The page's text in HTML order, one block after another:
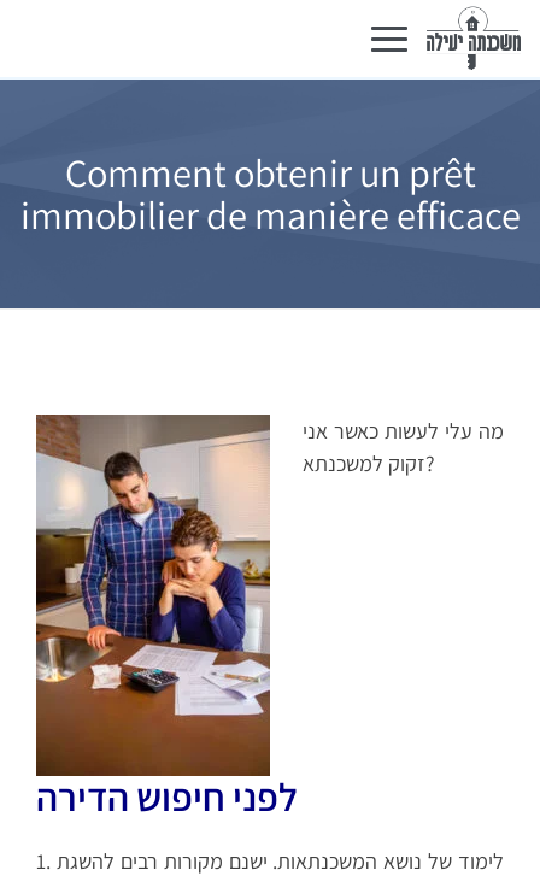
Basculer
la
navigation
Comment obtenir un prêt
immobilier de manière efficace
מה עלי לעשות כאשר אני
זקוק למשכנתא?
לפני חיפוש הדירה
1. לימוד של נושא המשכנתאות. ישנם מקורות רבים להשגת